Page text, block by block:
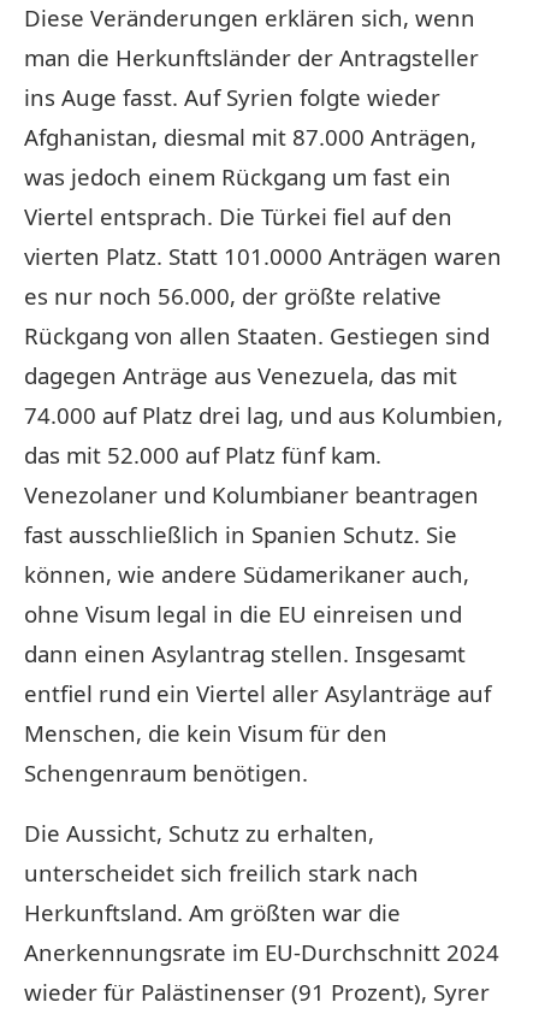
Diese Veränderungen erklären sich, wenn
man die Herkunftsländer der Antragsteller
ins Auge fasst. Auf Syrien folgte wieder
Afghanistan, diesmal mit 87.000 Anträgen,
was jedoch einem Rückgang um fast ein
Viertel entsprach. Die Türkei fiel auf den
vierten Platz. Statt 101.0000 Anträgen waren
es nur noch 56.000, der größte relative
Rückgang von allen Staaten. Gestiegen sind
dagegen Anträge aus Venezuela, das mit
74.000 auf Platz drei lag, und aus Kolumbien,
das mit 52.000 auf Platz fünf kam.
Venezolaner und Kolumbianer beantragen
fast ausschließlich in Spanien Schutz. Sie
können, wie andere Südamerikaner auch,
ohne Visum legal in die EU einreisen und
dann einen Asylantrag stellen. Insgesamt
entfiel rund ein Viertel aller Asylanträge auf
Menschen, die kein Visum für den
Schengenraum benötigen.
Die Aussicht, Schutz zu erhalten,
unterscheidet sich freilich stark nach
Herkunftsland. Am größten war die
Anerkennungsrate im EU-Durchschnitt 2024
wieder für Palästinenser (91 Prozent), Syrer